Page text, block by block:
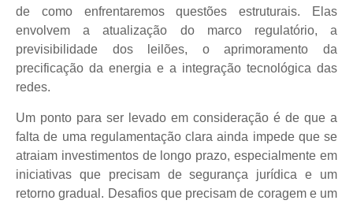
de como enfrentaremos questões estruturais. Elas
envolvem a atualização do marco regulatório, a
previsibilidade dos leilões, o aprimoramento da
precificação da energia e a integração tecnológica das
redes.
Um ponto para ser levado em consideração é de que a
falta de uma regulamentação clara ainda impede que se
atraiam investimentos de longo prazo, especialmente em
iniciativas que precisam de segurança jurídica e um
retorno gradual. Desafios que precisam de coragem e um